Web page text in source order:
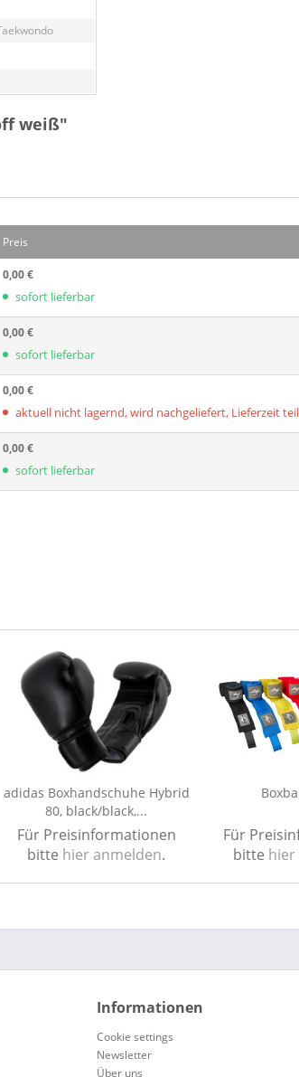
weiß"
Preis
0,00 €
sofort lieferbar
0,00 €
sofort lieferbar
0,00 €
aktuell nicht lagernd, wird nachgeliefert, Lieferzeit
0,00 €
sofort lieferbar
adidas Boxhandschuhe Hybrid
80, black/black,...
Für Preisinformationen
bitte hier anmelden.
Für
bitte hier
Informationen
Cookie settings
Newsletter
Über uns